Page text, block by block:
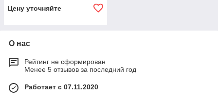
Цену уточняйте
О нас
Рейтинг не сформирован
Менее 5 отзывов за последний год
Работает с 07.11.2020